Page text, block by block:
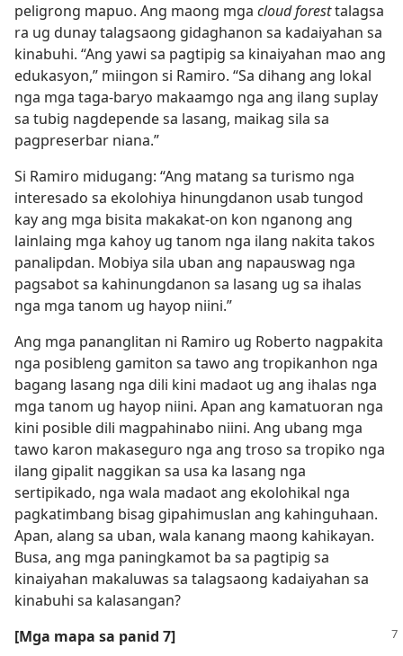
peligrong mapuo. Ang maong mga cloud foresttalagsa
ra ug dunay talagsaong gidaghanon sa kadaiyahan sa
kinabuhi. “Ang yawi sa pagtipig sa kinaiyahan mao ang
edukasyon,” miingon si Ramiro. “Sa dihang ang lokal
nga mga taga-baryo makaamgo nga ang ilang suplay
sa tubig nagdepende sa lasang, maikag sila sa
pagpreserbar niana.”
Si Ramiro midugang: “Ang matang sa turismo nga
interesado sa ekolohiya hinungdanon usab tungod
kay ang mga bisita makakat-on kon nganong ang
lainlaing mga kahoy ug tanom nga ilang nakita takos
panalipdan. Mobiya sila uban ang napauswag nga
pagsabot sa kahinungdanon sa lasang ug sa ihalas
nga mga tanom ug hayop niini.”
Ang mga pananglitan ni Ramiro ug Roberto nagpakita
nga posibleng gamiton sa tawo ang tropikanhon nga
bagang lasang nga dili kini madaot ug ang ihalas nga
mga tanom ug hayop niini. Apan ang kamatuoran nga
kini posible dili magpahinabo niini. Ang ubang mga
tawo karon makaseguro nga ang troso sa tropiko nga
ilang gipalit naggikan sa usa ka lasang nga
sertipikado, nga wala madaot ang ekolohikal nga
pagkatimbang bisag gipahimuslan ang kahinguhaan.
Apan, alang sa uban, wala kanang maong kahikayan.
Busa, ang mga paningkamot ba sa pagtipig sa
kinaiyahan makaluwas sa talagsaong kadaiyahan sa
kinabuhi sa kalasangan?
[Mga mapa sa panid 7]